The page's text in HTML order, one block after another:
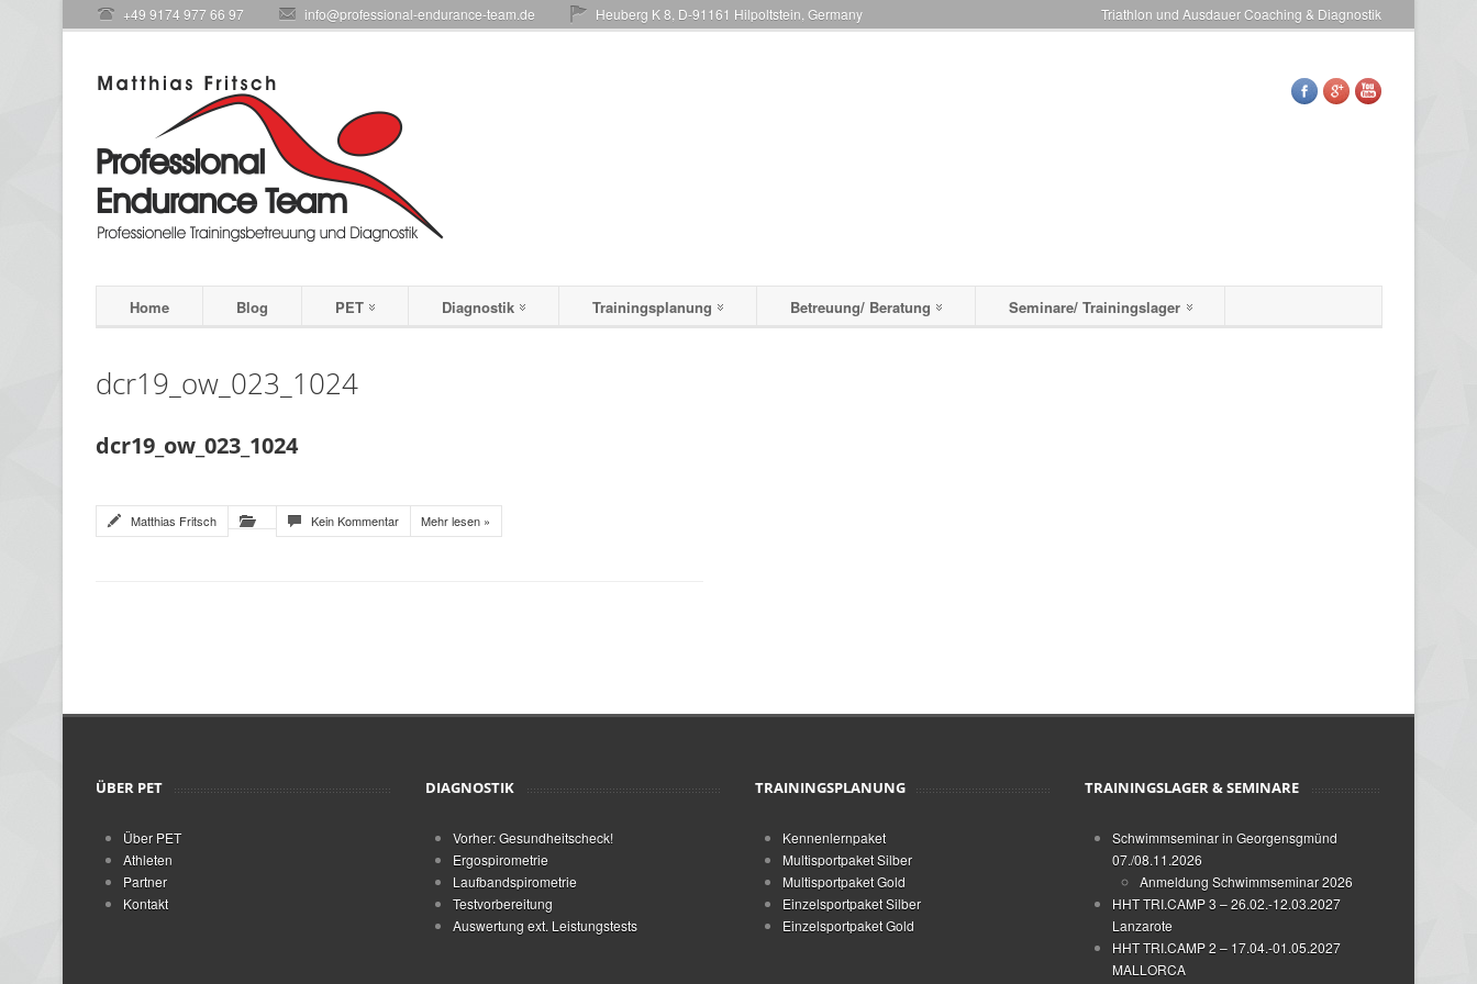
+49 9174 977 66 97 info@professional-endurance-team.de Heuberg K 8, D-91161 Hilpoltstein, Germany Triathlon und Ausdauer Coaching & Diagnostik
Home Blog PET Diagnostik Trainingsplanung Betreuung/ Beratung Seminare/ Trainingslager
dcr19_ow_023_1024
dcr19_ow_023_1024
Matthias Fritsch Kein Kommentar Mehr lesen »
ÜBER PET
Über PET
Athleten
Partner
Kontakt
DIAGNOSTIK
Vorher: Gesundheitscheck!
Ergospirometrie
Laufbandspirometrie
Testvorbereitung
Auswertung ext. Leistungstests
TRAININGSPLANUNG
Kennenlernpaket
Multisportpaket Silber
Multisportpaket Gold
Einzelsportpaket Silber
Einzelsportpaket Gold
TRAININGSLAGER & SEMINARE
Schwimmseminar in Georgensgmünd
07./08.11.2026
Anmeldung Schwimmseminar 2026
HHT TRI.CAMP 3 – 26.02.-12.03.2027
Lanzarote
HHT TRI.CAMP 2 – 17.04.-01.05.2027
MALLORCA